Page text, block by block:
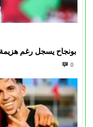
بونجاح يسجل رغم
0